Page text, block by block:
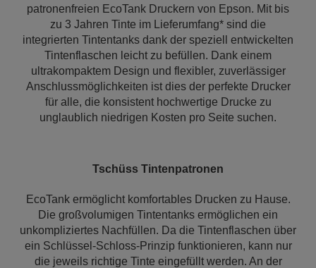
patronenfreien EcoTank Druckern von Epson. Mit bis
zu 3 Jahren Tinte im Lieferumfang* sind die
integrierten Tintentanks dank der speziell entwickelten
Tintenflaschen leicht zu befüllen. Dank einem
ultrakompaktem Design und flexibler, zuverlässiger
Anschlussmöglichkeiten ist dies der perfekte Drucker
für alle, die konsistent hochwertige Drucke zu
unglaublich niedrigen Kosten pro Seite suchen.
Tschüss Tintenpatronen
EcoTank ermöglicht komfortables Drucken zu Hause.
Die großvolumigen Tintentanks ermöglichen ein
unkompliziertes Nachfüllen. Da die Tintenflaschen über
ein Schlüssel-Schloss-Prinzip funktionieren, kann nur
die jeweils richtige Tinte eingefüllt werden. An der